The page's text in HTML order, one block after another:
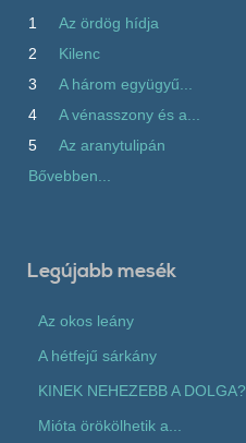
1
Az ördög hídja
2
Kilenc
3
A három együgyű...
4
A vénasszony és a...
5
Az aranytulipán
Bővebben...
Legújabb mesék
Az okos leány
A hétfejű sárkány
KINEK NEHEZEBB A DOLGA?
Mióta örökölhetik a...